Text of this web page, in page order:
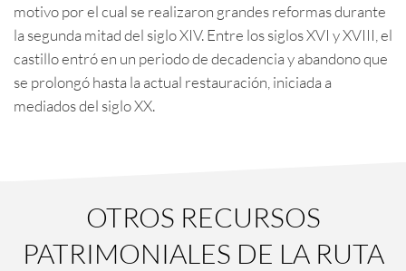
motivo por el cual se realizaron grandes reformas durante
la segunda mitad del siglo XIV. Entre los siglos XVI y XVIII, el
castillo entró en un periodo de decadencia y abandono que
se prolongó hasta la actual restauración, iniciada a
mediados del siglo XX.
OTROS RECURSOS
PATRIMONIALES DE LA RUTA